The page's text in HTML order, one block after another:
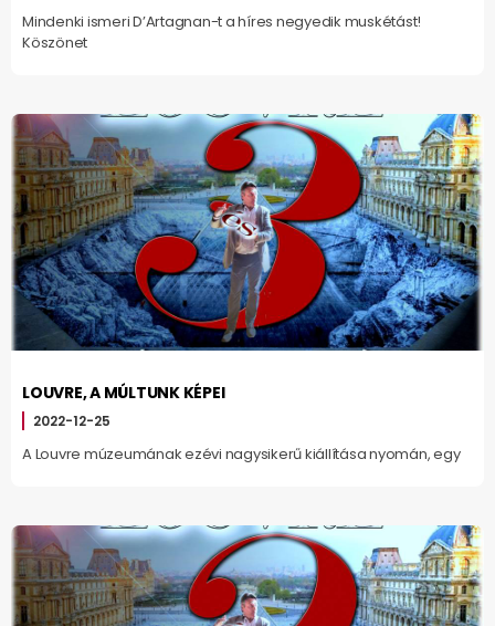
Mindenki ismeri D’Artagnan-t a híres negyedik muskétást!
Köszönet
LOUVRE, A MÚLTUNK KÉPEI
2022-12-25
A Louvre múzeumának ezévi nagysikerű kiállítása nyomán, egy